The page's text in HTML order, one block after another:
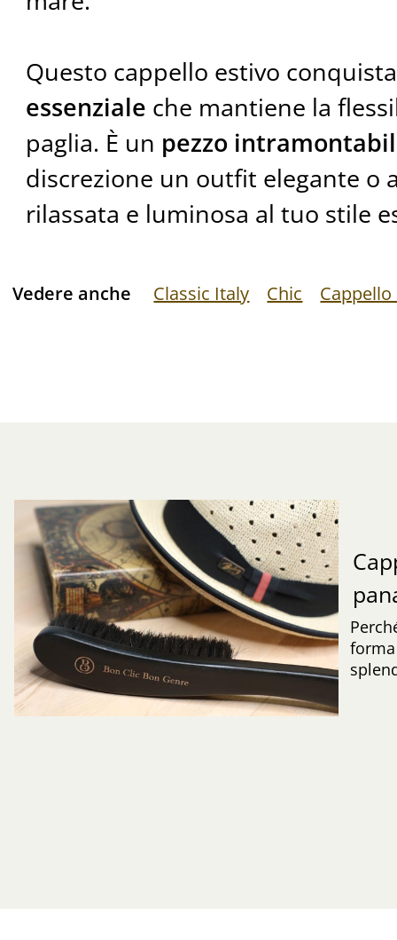
Questo cappello estivo
essenziale che mantiene la
paglia. È un pezzo
discrezione un outfit elegante o
rilassata e luminosa al tuo stile
Vedere anche Classic Italy Chic